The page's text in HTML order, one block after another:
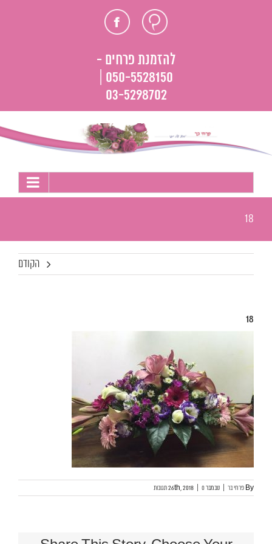
חוות פייסבוק
להזמנת פרחים -
050-5528150 |
03-5298702
18
הקודם
18
By פרחי בר נובמבר 26th, 20180 תגובות